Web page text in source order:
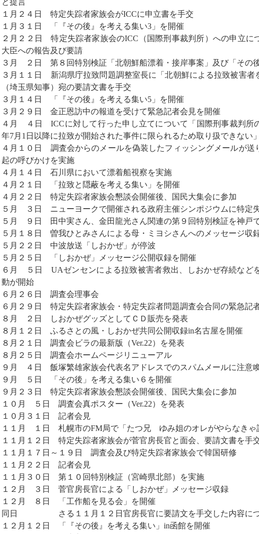
と提言
１月２４日 特定失踪者家族会がICCに申立書を手交
１月３１日 「『その後』を考える集い3」を開催
２月２２日 特定失踪者家族会のICC（国際刑事裁判所）への申立に
大臣への報告及び要請
３月 ２日 第８回特別検証「北朝鮮船漂着・接岸事案」及び「その
３月１１日 新潟県庁拉致問題調整室長に「北朝鮮による拉致被害者
（埼玉県知事）宛の要請文書を手交
３月１４日 「『その後』を考える集い5」を開催
３月２９日 金正恩訪中の報道を受けて緊急記者会見を開催
４月 ４日 ICCに対して行った申し立てについて「国際刑事裁判所
年7月1日以降に拉致が開始された事件に限られるため取り扱できない
４月１０日 調査会からのメールを偽装したフィッシングメールが送
起の呼びかけを実施
４月１４日 石川県において漂着船視察を実施
４月２１日 「拉致と隠蔽を考える集い」を開催
４月２２日 特定失踪者家族会懇談会開催後、国民大集会に参加
５月 ３日 ニューヨークで開催される政府主催シンポジウムに特定
５月 ９日 田中実さん、金田龍光さん関連の第９回特別検証を神戸
５月１８日 曽我ひとみさんによる母・ミヨシさんへのメッセージ収
５月２２日 中波放送「しおかぜ」が停波
５月２５日 「しおかぜ」メッセージ公開収録を開催
６月 ５日 UAゼンセンによる拉致被害者救出、しおかぜ存続など
動が開始
６月２６日 調査会理事会
６月２９日 特定失踪者家族会・特定失踪者問題調査会合同の緊急記
８月 ２日 しおかぜグッズとしてＣＤ販売を発表
８月１２日 ふるさとの風・しおかぜ共同公開収録in名古屋を開催
８月２１日 調査会ビラの最新版（Ver.22）を発表
８月２５日 調査会ホームページリニューアル
９月 ４日 飯塚繁雄家族会代表名アドレスでのスパムメールに注意
９月 ５日 「その後」を考える集い６を開催
９月２３日 特定失踪者家族会懇談会開催後、国民大集会に参加
１０月 ５日 調査会真ポスター（Ver.22）を発表
１０月３１日 記者会見
１１月 １日 札幌市のFM局で「たつ兄 ゆみ姐のオレがやらなきゃ
１１月１２日 特定失踪者家族会が菅官房長官と面会、要請文書を手
１１月１７日～１９日 調査会及び特定失踪者家族会で韓国研修
１１月２２日 記者会見
１１月３０日 第１０回特別検証（宮崎県北部）を実施
１２月 ３日 菅官房長官による「しおかぜ」メッセージ収録
１２月 ８日 「工作船を見る会」を開催
同日 さる１１月１２日官房長官に要請文を手交した内容につ
１２月１２日 「『その後』を考える集い」in函館を開催